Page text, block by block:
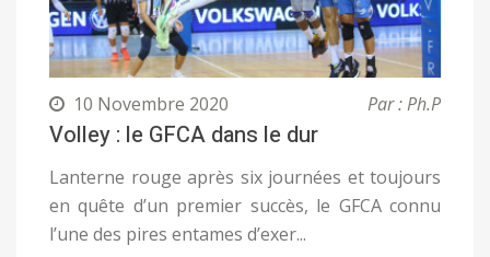
10 Novembre 2020 Par : Ph.P
Volley : le GFCA dans le dur
Lanterne rouge après six journées et toujours
en quête d’un premier succès, le GFCA connu
l’une des pires entames d’exer...